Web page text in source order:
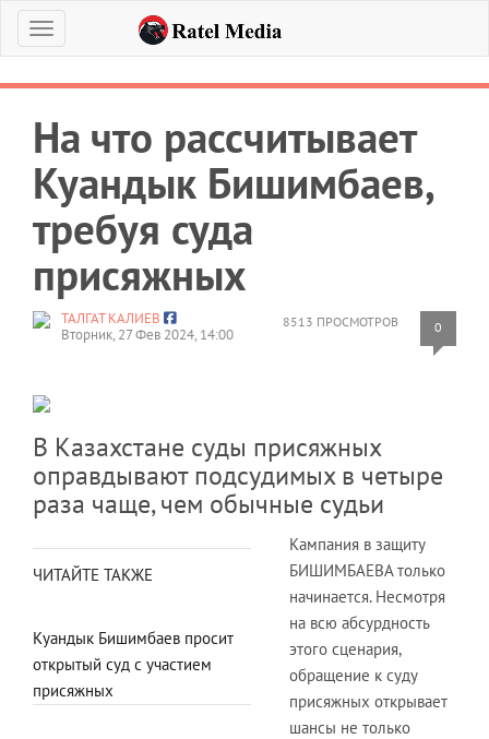
Меню
На что рассчитывает
Куандык Бишимбаев,
требуя суда
присяжных
8513 ПРОСМОТРОВ 0
ТАЛГАТ КАЛИЕВ
Вторник, 27 Фев 2024, 14:00
В Казахстане суды присяжных
оправдывают подсудимых в четыре
раза чаще, чем обычные судьи
ЧИТАЙТЕ ТАКЖЕ
Куандык Бишимбаев просит
открытый суд с участием
присяжных
Кампания в защиту
БИШИМБАЕВА только
начинается. Несмотря
на всю абсурдность
этого сценария,
обращение к суду
присяжных открывает
шансы не только